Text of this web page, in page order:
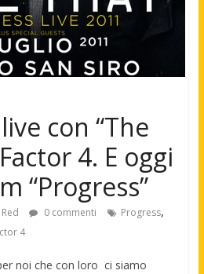
con “The
4. E oggi
“Progress”
Red 0 commenti Progress,
4
noi che con loro ci siamo